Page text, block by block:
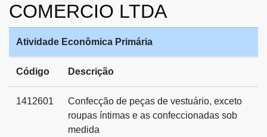
COMERCIO LTDA
Atividade Econômica Primária
Código Descrição
1412601
Confecção de peças de vestuário, exceto
roupas íntimas e as confeccionadas sob
medida